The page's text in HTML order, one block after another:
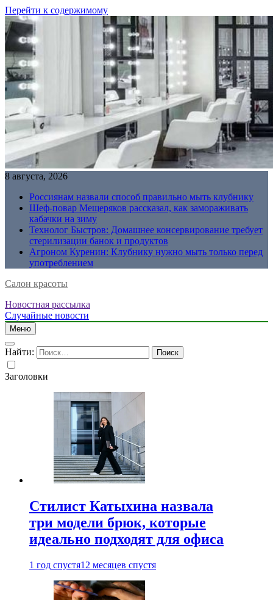
Перейти к содержимому
8 августа, 2026
Россиянам назвали способ правильно мыть клубнику
Шеф-повар Мещеряков рассказал, как замораживать
кабачки на зиму
Технолог Быстров: Домашнее консервирование требует
стерилизации банок и продуктов
Агроном Куренин: Клубнику нужно мыть только перед
употреблением
Салон красоты
Новостная рассылка
Случайные новости
Меню
Найти:
Заголовки
Стилист Катыхина назвала
три модели брюк, которые
идеально подходят для офиса
1 год спустя12 месяцев спустя